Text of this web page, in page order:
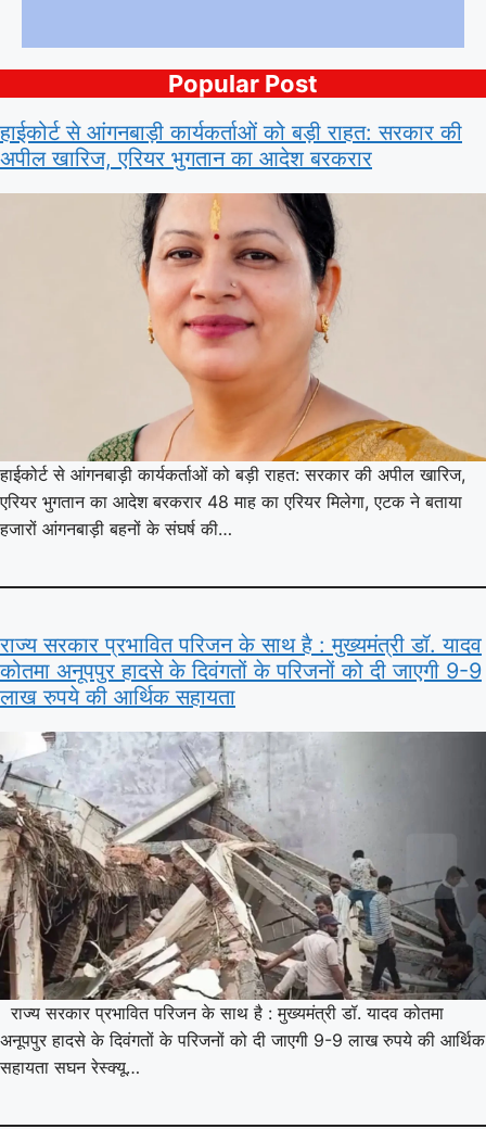
Popular Post
हाईकोर्ट से आंगनबाड़ी कार्यकर्ताओं को बड़ी राहत: सरकार की
अपील खारिज, एरियर भुगतान का आदेश बरकरार
हाईकोर्ट से आंगनबाड़ी कार्यकर्ताओं को बड़ी राहत: सरकार की अपील खारिज,
एरियर भुगतान का आदेश बरकरार 48 माह का एरियर मिलेगा, एटक ने बताया
हजारों आंगनबाड़ी बहनों के संघर्ष की…
राज्य सरकार प्रभावित परिजन के साथ है : मुख्यमंत्री डॉ. यादव
कोतमा अनूपपुर हादसे के दिवंगतों के परिजनों को दी जाएगी 9-9
लाख रुपये की आर्थिक सहायता
राज्य सरकार प्रभावित परिजन के साथ है : मुख्यमंत्री डॉ. यादव कोतमा
अनूपपुर हादसे के दिवंगतों के परिजनों को दी जाएगी 9-9 लाख रुपये की आर्थिक
सहायता सघन रेस्क्यू…